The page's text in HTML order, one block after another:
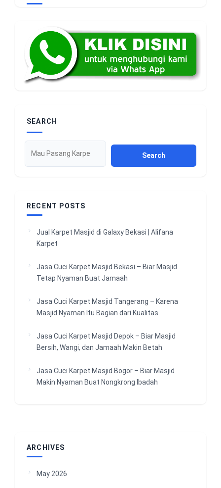
SEARCH
Search
RECENT POSTS
Jual Karpet Masjid di Galaxy Bekasi | Alifana
Karpet
Jasa Cuci Karpet Masjid Bekasi – Biar Masjid
Tetap Nyaman Buat Jamaah
Jasa Cuci Karpet Masjid Tangerang – Karena
Masjid Nyaman Itu Bagian dari Kualitas
Jasa Cuci Karpet Masjid Depok – Biar Masjid
Bersih, Wangi, dan Jamaah Makin Betah
Jasa Cuci Karpet Masjid Bogor – Biar Masjid
Makin Nyaman Buat Nongkrong Ibadah
ARCHIVES
May 2026